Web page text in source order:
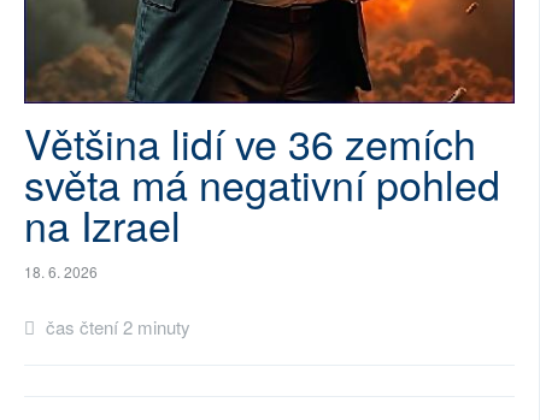
RUBRIKY
PLNÁ VERZE STRÁNEK
Většina lidí ve 36 zemích
světa má negativní pohled
na Izrael
18. 6. 2026
čas čtení 2 minuty